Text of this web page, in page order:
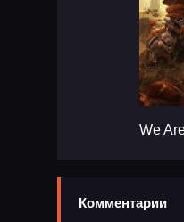
Комментарии